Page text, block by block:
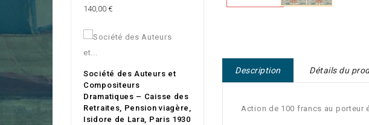
Prix
140,00 €
Société des Auteurs et
Compositeurs
Dramatiques – Caisse des
Retraites, Pension viagère,
Isidore de Lara, Paris 1930
Description Détails du
Action de 100 francs au porteur